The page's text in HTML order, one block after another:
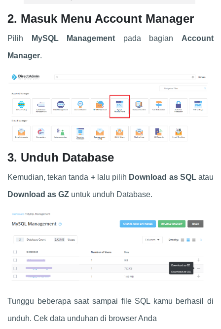
2. Masuk Menu Account Manager
Pilih MySQL Management pada bagian Account
Manager.
3. Unduh Database
Kemudian, tekan tanda + lalu pilih Download as SQLatau
Download as GZ untuk unduh Database.
Tunggu beberapa saat sampai file SQL kamu berhasil di
unduh. Cek data unduhan di browser Anda